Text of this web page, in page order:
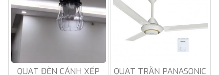
QUẠT ĐÈN CÁNH XẾP
QUẠT TRẦN PANASONIC